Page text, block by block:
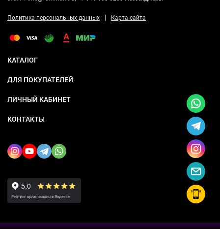
Политика персональных данных | Карта сайта
КАТАЛОГ
ДЛЯ ПОКУПАТЕЛЕЙ
ЛИЧНЫЙ КАБИНЕТ
КОНТАКТЫ